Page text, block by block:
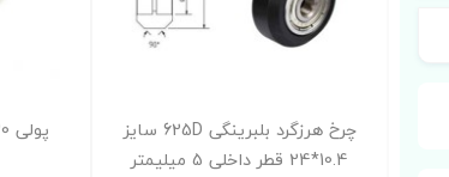
چرخ هرزگرد بلبرینگی 625D سایز
10.4*24 قطر داخلی 5 میلیمتر